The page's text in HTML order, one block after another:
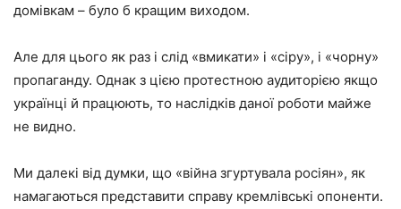
домівкам – було б кращим виходом.
Але для цього як раз і слід «вмикати» і «сіру», і «чорну»
пропаганду. Однак з цією протестною аудиторією якщо
українці й працюють, то наслідків даної роботи майже
не видно.
Ми далекі від думки, що «війна згуртувала росіян», як
намагаються представити справу кремлівські опоненти.